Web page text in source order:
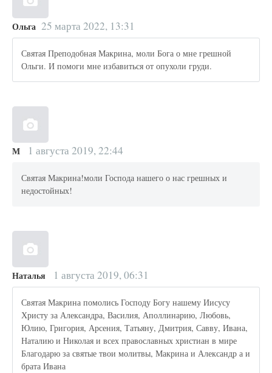
Ольга 25 марта 2022, 13:31
Святая Преподобная Макрина, моли Бога о мне грешной
Ольги. И помоги мне избавиться от опухоли груди.
М 1 августа 2019, 22:44
Святая Макрина!моли Господа нашего о нас грешных и
недостойных!
Наталья 1 августа 2019, 06:31
Святая Макрина помолись Господу Богу нашему Иисусу
Христу за Александра, Василия, Аполлинарию, Любовь,
Юлию, Григория, Арсения, Татьяну, Дмитрия, Савву, Ивана,
Наталию и Николая и всех православных христиан в мире
Благодарю за святые твои молитвы, Макрина и Александр а и
брата Ивана